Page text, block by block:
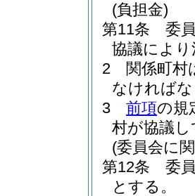
(負担金)
第11条
委
協議によ
2
関係町村
なければ
3
前項の規
村が協議
(委員会に
第12条
委
とする。